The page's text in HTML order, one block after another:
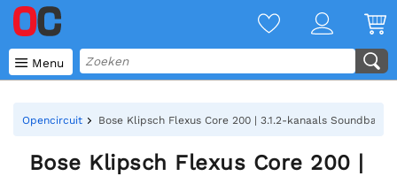
 Menu
Opencircuit Bose Klipsch Flexus Core 200 | 3.1.2-kanaals Soundbar
Bose Klipsch Flexus Core 200 |